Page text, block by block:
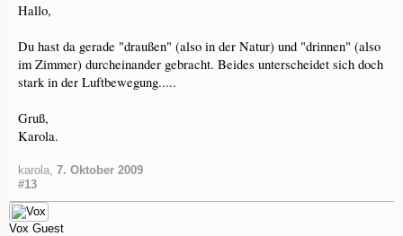
Hallo,
Du hast da gerade "draußen" (also in der Natur) und "drinnen" (also
im Zimmer) durcheinander gebracht. Beides unterscheidet sich doch
stark in der Luftbewegung.....
Gruß,
Karola.
karola 7. Oktober 2009
#13
Vox Guest